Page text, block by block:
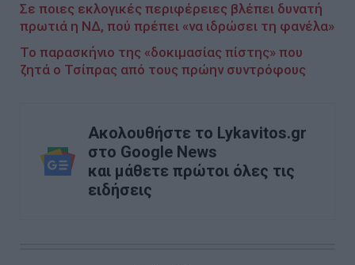
Σε ποιες εκλογικές περιφέρειες βλέπει δυνατή
πρωτιά η ΝΔ, πού πρέπει «να ιδρώσει τη φανέλα»
Το παρασκήνιο της «δοκιμασίας πίστης» που
ζητά ο Τσίπρας από τους πρώην συντρόφους
Ακολουθήστε το Lykavitos.gr
στο Google News
και μάθετε πρώτοι όλες τις
ειδήσεις